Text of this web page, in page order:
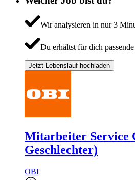
Wir analysieren in nur 3
Du erhältst für dich
Jetzt Lebenslauf hochladen
Mitarbeiter Service
Geschlechter)
OBI